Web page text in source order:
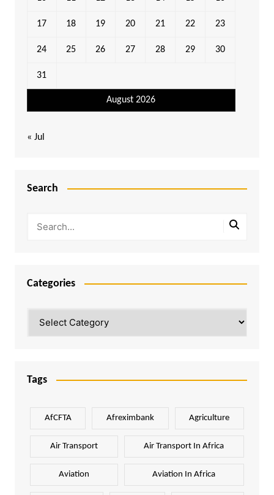
August 2026
17 18 19 20 21 22 23
24 25 26 27 28 29 30
31
« Jul
Search
Categories
Tags
AfCFTA Afreximbank Agriculture
Air Transport Air Transport In Africa
Aviation Aviation In Africa